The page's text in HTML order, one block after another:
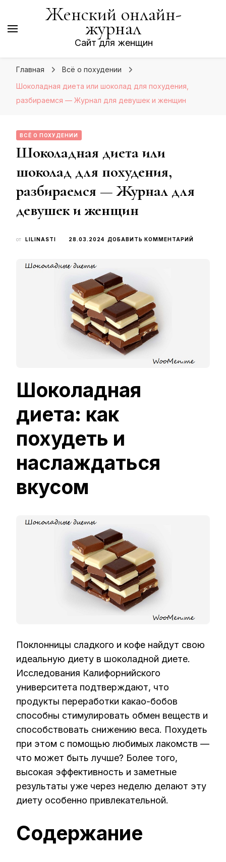
Женский онлайн-
журнал
Сайт для женщин
Главная
Всё о похудении
Шоколадная диета или шоколад для похудения,
разбираемся — Журнал для девушек и женщин
ВСЁ О ПОХУДЕНИИ
Шоколадная диета или
шоколад для похудения,
разбираемся — Журнал для
девушек и женщин
от LILINASTI 28.03.2024 ДОБАВИТЬ КОММЕНТАРИЙ
Шоколадная
диета: как
похудеть и
наслаждаться
вкусом
Поклонницы сладкого и кофе найдут свою
идеальную диету в шоколадной диете.
Исследования Калифорнийского
университета подтверждают, что
продукты переработки какао-бобов
способны стимулировать обмен веществ и
способствовать снижению веса. Похудеть
при этом с помощью любимых лакомств —
что может быть лучше? Более того,
высокая эффективность и заметные
результаты уже через неделю делают эту
диету особенно привлекательной.
Содержание